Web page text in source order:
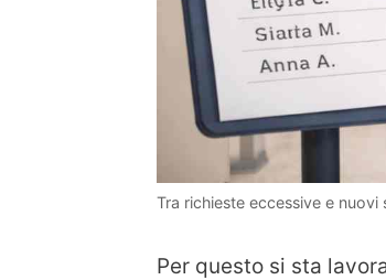
Tra richieste eccessive e
Per questo si sta